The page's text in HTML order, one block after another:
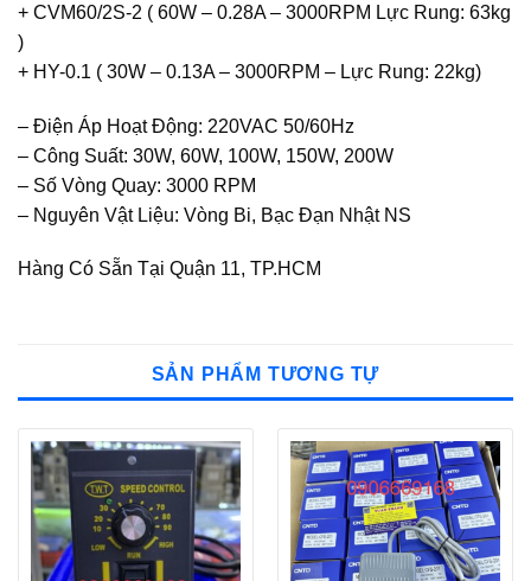
+ CVM60/2S-2 ( 60W – 0.28A – 3000RPM Lực Rung: 63kg
)
+ HY-0.1 ( 30W – 0.13A – 3000RPM – Lực Rung: 22kg)
– Điện Áp Hoạt Động: 220VAC 50/60Hz
– Công Suất: 30W, 60W, 100W, 150W, 200W
– Số Vòng Quay: 3000 RPM
– Nguyên Vật Liệu: Vòng Bi, Bạc Đạn Nhật NS
Hàng Có Sẵn Tại Quận 11, TP.HCM
SẢN PHẨM TƯƠNG TỰ